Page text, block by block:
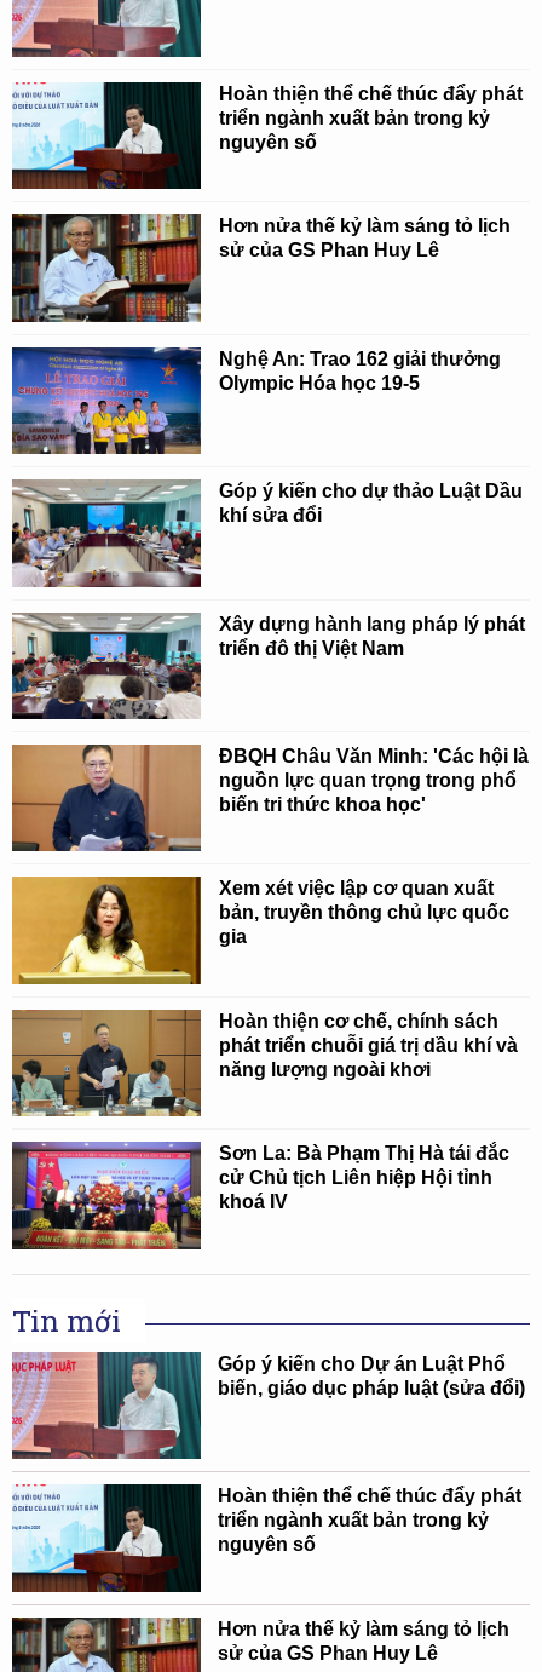
Hoàn thiện thể chế thúc đẩy phát
triển ngành xuất bản trong kỷ
nguyên số
Hơn nửa thế kỷ làm sáng tỏ lịch
sử của GS Phan Huy Lê
Nghệ An: Trao 162 giải thưởng
Olympic Hóa học 19-5
Góp ý kiến cho dự thảo Luật Dầu
khí sửa đổi
Xây dựng hành lang pháp lý phát
triển đô thị Việt Nam
ĐBQH Châu Văn Minh: 'Các hội là
nguồn lực quan trọng trong phổ
biến tri thức khoa học'
Xem xét việc lập cơ quan xuất
bản, truyền thông chủ lực quốc
gia
Hoàn thiện cơ chế, chính sách
phát triển chuỗi giá trị dầu khí và
năng lượng ngoài khơi
Sơn La: Bà Phạm Thị Hà tái đắc
cử Chủ tịch Liên hiệp Hội tỉnh
khoá IV
Tin mới
Góp ý kiến cho Dự án Luật Phổ
biến, giáo dục pháp luật (sửa đổi)
Hoàn thiện thể chế thúc đẩy phát
triển ngành xuất bản trong kỷ
nguyên số
Hơn nửa thế kỷ làm sáng tỏ lịch
sử của GS Phan Huy Lê